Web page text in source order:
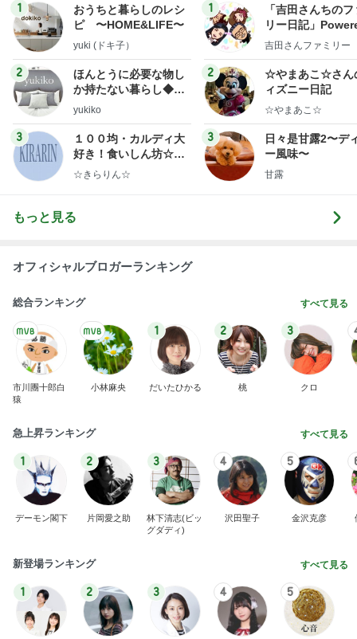
1
おうちと暮らしのレシ
ピ 〜HOME&LIFE〜
yuki (ドキ子）
2
ほんとうに必要な物し
か持たない暮らし◆Ke
ep Life Simple◆〜イ
yukiko
3
１００均・カルディ大
好き！食いしん坊☆き
らりん☆のブログ
☆きらりん☆
1
「吉田さんちの
リー日記」
y Ameba 吉田さ
ログ
吉田さんファミリー
2
☆やまあこ☆さん
ィズニー日記
☆やまあこ☆
3
日々是甘露2〜デ
ー風味〜
甘露
もっと見る
オフィシャルブロガーランキング
総合ランキング すべて見る
市川團十郎白
猿
小林麻央
1
だいたひかる
2
桃
3
クロ
急上昇ランキング すべて見る
1
デーモン閣下
2
片岡愛之助
3
林下清志(ビッ
グダディ)
4
沢田聖子
5
金沢克彦
新登場ランキング すべて見る
1 2 3 4 5